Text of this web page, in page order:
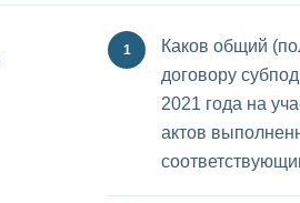
Каков общий
договору
2021 года на
актов